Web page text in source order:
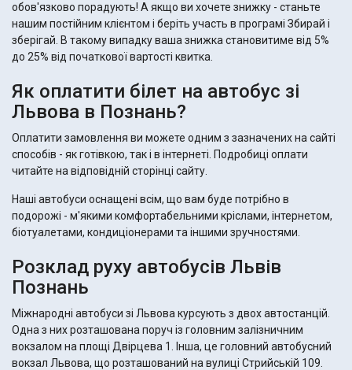
обов'язково порадують! А якщо ви хочете знижку - станьте
нашим постійним клієнтом і беріть участь в програмі Збирай і
зберігай. В такому випадку ваша знижка становитиме від 5%
до 25% від початкової вартості квитка.
Як оплатити білет на автобус зі
Львова в Познань?
Оплатити замовлення ви можете одним з зазначених на сайті
способів - як готівкою, так і в інтернеті. Подробиці оплати
читайте на відповідній сторінці сайту.
Наші автобуси оснащені всім, що вам буде потрібно в
подорожі - м'якими комфортабельними кріслами, інтернетом,
біотуалетами, кондиціонерами та іншими зручностями.
Розклад руху автобусів Львів
Познань
Міжнародні автобуси зі Львова курсують з двох автостанцій.
Одна з них розташована поруч із головним залізничним
вокзалом на площі Двірцева 1. Інша, це головний автобусний
вокзал Львова, що розташований на вулиці Стрийській 109.